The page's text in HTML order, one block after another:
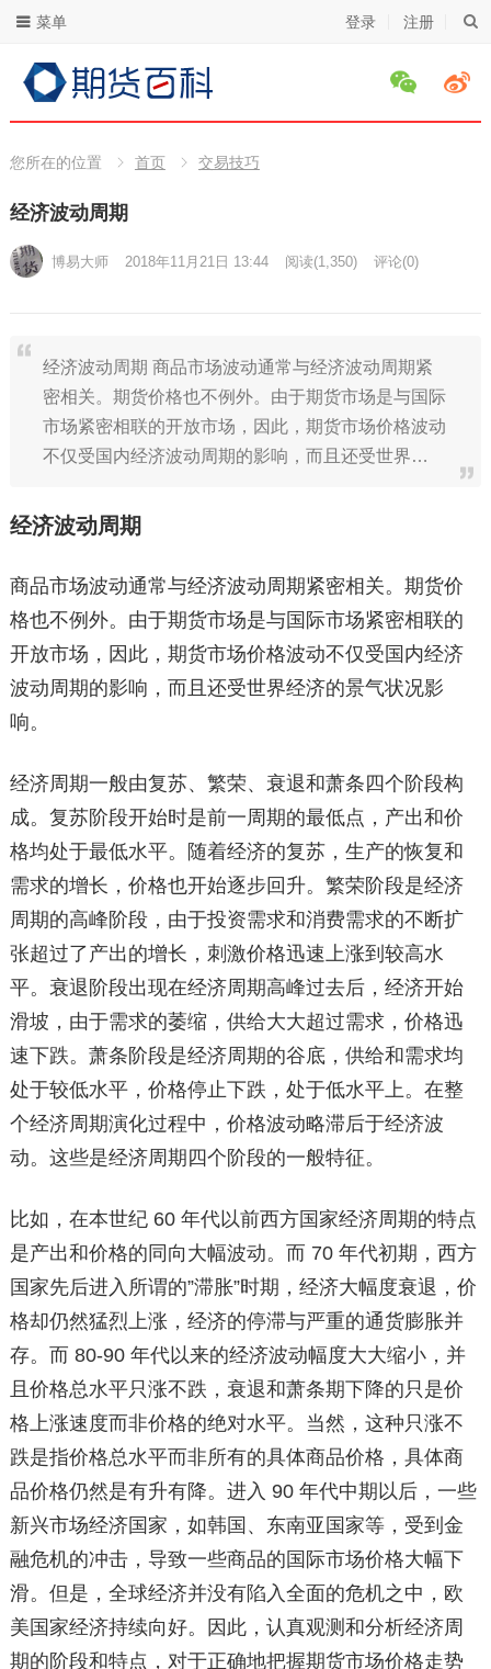
登录 注册
菜单
您所在的位置 首页 交易技巧
经济波动周期
博易大师 2018年11月21日 13:44 阅读(1,350) 评论(0)
经济波动周期 商品市场波动通常与经济波动周期紧
密相关。期货价格也不例外。由于期货市场是与国际
市场紧密相联的开放市场，因此，期货市场价格波动
不仅受国内经济波动周期的影响，而且还受世界…
经济波动周期
商品市场波动通常与经济波动周期紧密相关。期货价
格也不例外。由于期货市场是与国际市场紧密相联的
开放市场，因此，期货市场价格波动不仅受国内经济
波动周期的影响，而且还受世界经济的景气状况影
响。
经济周期一般由复苏、繁荣、衰退和萧条四个阶段构
成。复苏阶段开始时是前一周期的最低点，产出和价
格均处于最低水平。随着经济的复苏，生产的恢复和
需求的增长，价格也开始逐步回升。繁荣阶段是经济
周期的高峰阶段，由于投资需求和消费需求的不断扩
张超过了产出的增长，刺激价格迅速上涨到较高水
平。衰退阶段出现在经济周期高峰过去后，经济开始
滑坡，由于需求的萎缩，供给大大超过需求，价格迅
速下跌。萧条阶段是经济周期的谷底，供给和需求均
处于较低水平，价格停止下跌，处于低水平上。在整
个经济周期演化过程中，价格波动略滞后于经济波
动。这些是经济周期四个阶段的一般特征。
比如，在本世纪 60 年代以前西方国家经济周期的特点
是产出和价格的同向大幅波动。而 70 年代初期，西方
国家先后进入所谓的”滞胀”时期，经济大幅度衰退，价
格却仍然猛烈上涨，经济的停滞与严重的通货膨胀并
存。而 80-90 年代以来的经济波动幅度大大缩小，并
且价格总水平只涨不跌，衰退和萧条期下降的只是价
格上涨速度而非价格的绝对水平。当然，这种只涨不
跌是指价格总水平而非所有的具体商品价格，具体商
品价格仍然是有升有降。进入 90 年代中期以后，一些
新兴市场经济国家，如韩国、东南亚国家等，受到金
融危机的冲击，导致一些商品的国际市场价格大幅下
滑。但是，全球经济并没有陷入全面的危机之中，欧
美国家经济持续向好。因此，认真观测和分析经济周
期的阶段和特点，对于正确地把握期货市场价格走势